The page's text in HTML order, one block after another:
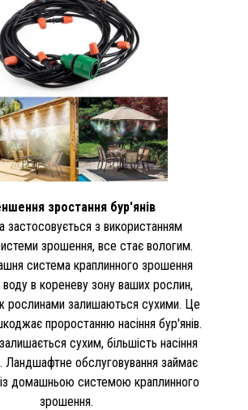
зростання бур'янів
застосовується з використанням
зрошення, все стає вологим.
система краплинного зрошення
воду в кореневу зону ваших рослин,
рослинами залишаються сухими. Це
проростанню насіння бур'янів.
сухим, більшість насіння
Ландшафтне обслуговування займає
домашньою системою краплинного
зрошення.